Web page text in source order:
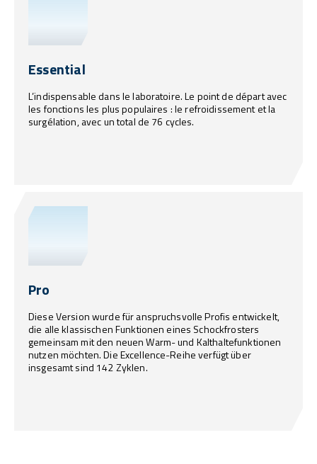
Essential
L’indispensable dans le laboratoire. Le point de départ avec
les fonctions les plus populaires : le refroidissement et la
surgélation, avec un total de 76 cycles.
Pro
Diese Version wurde für anspruchsvolle Profis entwickelt,
die alle klassischen Funktionen eines Schockfrosters
gemeinsam mit den neuen Warm- und Kalthaltefunktionen
nutzen möchten. Die Excellence-Reihe verfügt über
insgesamt sind 142 Zyklen.